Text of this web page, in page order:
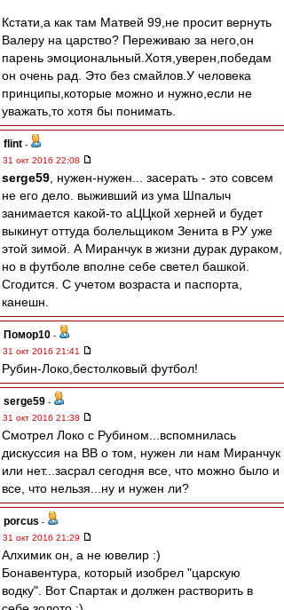
Кстати,а как там Матвей 99,не просит вернуть
Валеру на царство? Переживаю за него,он
парень эмоциональный.Хотя,уверен,победам
он очень рад. Это без смайлов.У человека
принципы,которые можно и нужно,если не
уважать,то хотя бы понимать.
flint -
31 окт 2016 22:08
serge59 , нужен-нужен... засерать - это совсем
не его дело. выживший из ума Шпалыч
занимается какой-то аЦЦкой херней и будет
выкинут оттуда болельщиком Зенита в РУ уже
этой зимой. А Миранчук в жизни дурак дураком,
но в футболе вполне себе светел башкой.
Сгодится. С учетом возраста и паспорта,
канешн.
Помор10 -
31 окт 2016 21:41
Рубин-Локо,бестолковый футбол!
serge59 -
31 окт 2016 21:38
Смотрел Локо с Рубином...вспомнилась
дискуссия на ВВ о том, нужен ли нам Миранчук
или нет...засрал сегодня все, что можно было и
все, что нельзя...ну и нужен ли?
porcus -
31 окт 2016 21:29
Алхимик он, а не ювелир :)
Бонавентура, который изобрел "царскую
водку". Вот Спартак и должен растворить в